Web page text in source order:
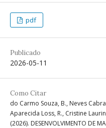
pdf
Publicado
2026-05-11
Como Citar
do Carmo Souza, B., Neves
Aparecida Loss, R., Cristine
(2026). DESENVOLVIMENTO DE